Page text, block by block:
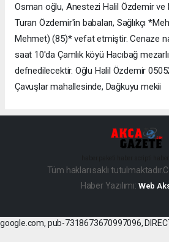
Osman oğlu, Anestezi Halil Özdemir ve
Turan Özdemir'in babaları, Sağlıkçı
Mehmet) (85)* vefat etmiştir. Cenaze
saat 10'da Çamlık köyü Hacıbağ
defnedilecektir. Oğlu Halil Özdemir
Çavuşlar mahallesinde, Dağkuyu mekii
Tüm hakları saklı
Haber Yazılımı: Web
google.com, pub-7318673670997096,